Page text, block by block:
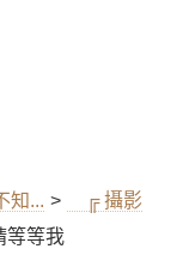
知... >
╔ 攝影
等等我